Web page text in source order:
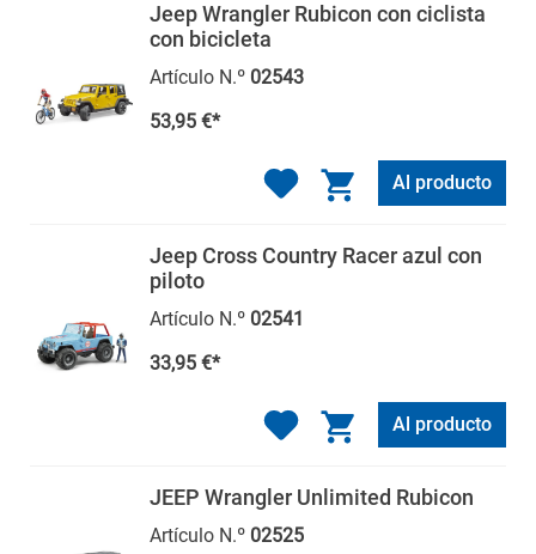
Jeep Wrangler Rubicon con ciclista
con bicicleta
Artículo N.º 02543
53,95 €*
Al producto
Jeep Cross Country Racer azul con
piloto
Artículo N.º 02541
33,95 €*
Al producto
JEEP Wrangler Unlimited Rubicon
Artículo N.º 02525